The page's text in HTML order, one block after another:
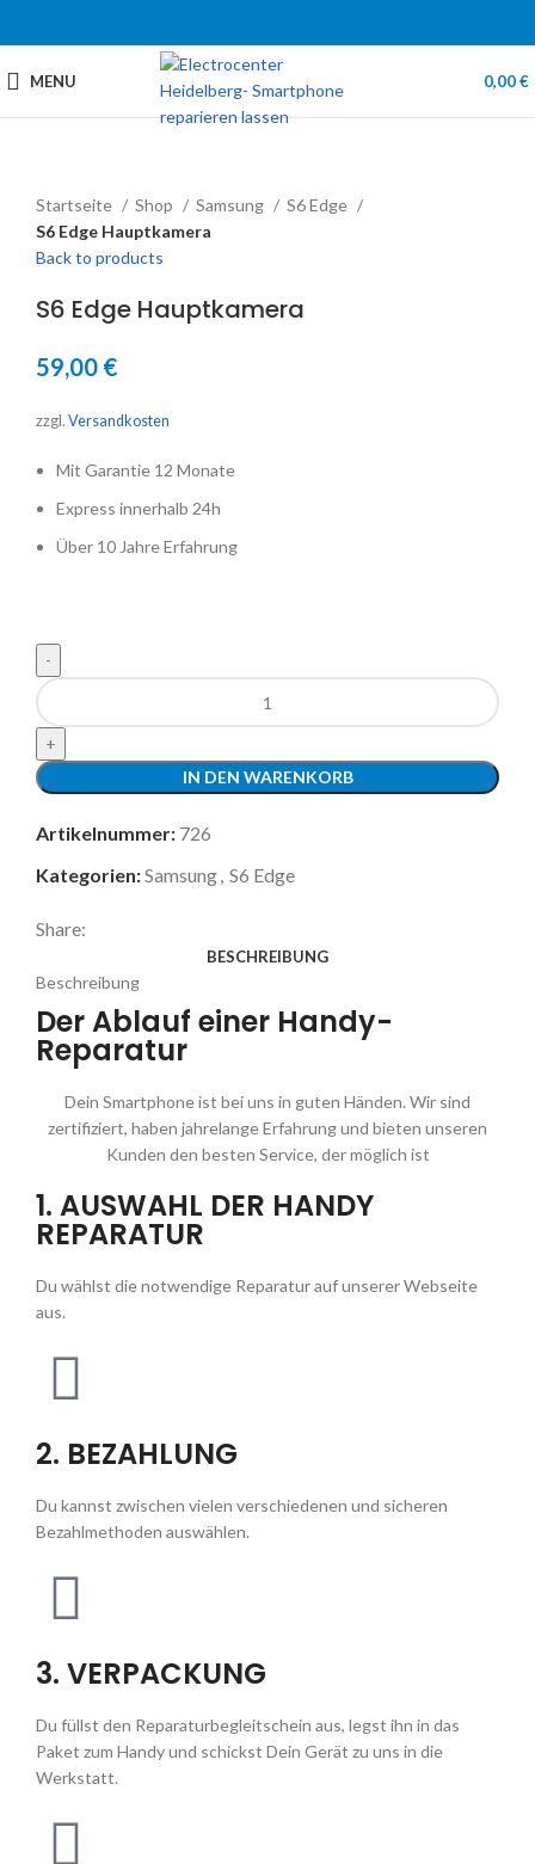
MENU 0,00€
Startseite Shop Samsung
S6 Edge
S6 Edge Hauptkamera
Back to products
S6 Edge Hauptkamera
59,00 €
zzgl. Versandkosten
Mit Garantie 12 Monate
Express innerhalb 24h
Über 10 Jahre Erfahrung
IN DEN WARENKORB
Artikelnummer: 726
Kategorien:Samsung, S6 Edge
Share:
BESCHREIBUNG
Beschreibung
Der Ablauf einer Handy-
Reparatur
Dein Smartphone ist bei uns in guten Händen. Wir sind
zertifiziert, haben jahrelange Erfahrung und bieten unseren
Kunden den besten Service, der möglich ist
1. AUSWAHL DER HANDY
REPARATUR
Du wählst die notwendige Reparatur auf unserer Webseite
aus.
2. BEZAHLUNG
Du kannst zwischen vielen verschiedenen und sicheren
Bezahlmethoden auswählen.
3. VERPACKUNG
Du füllst den Reparaturbegleitschein aus, legst ihn in das
Paket zum Handy und schickst Dein Gerät zu uns in die
Werkstatt.